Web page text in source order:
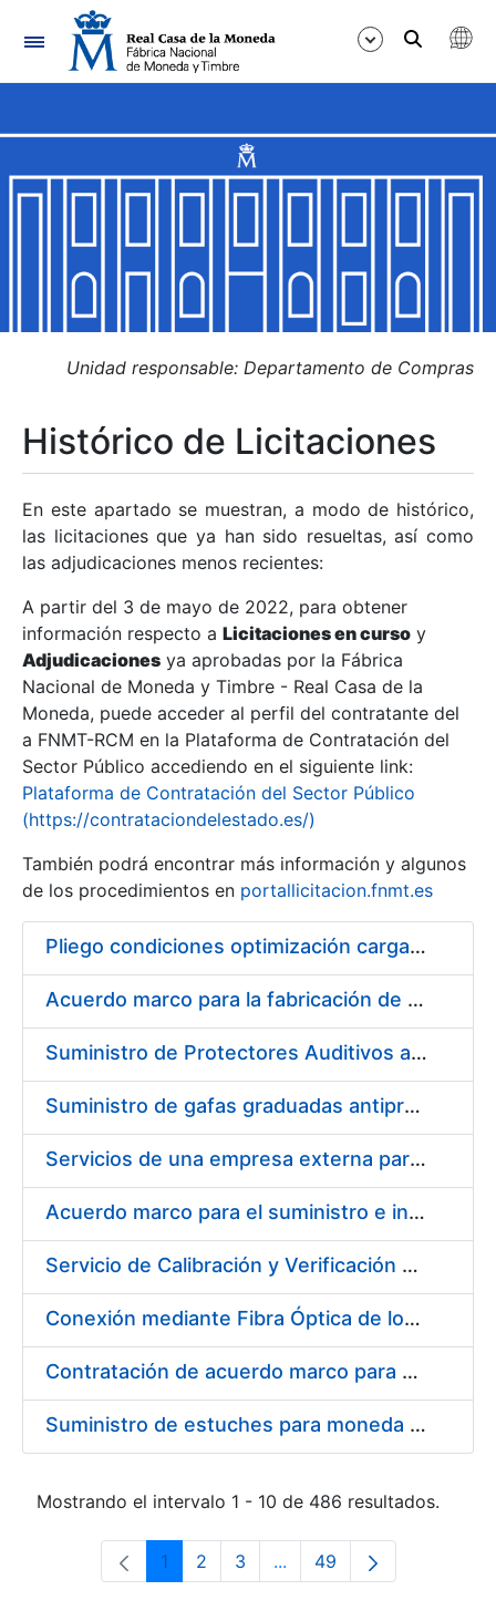
Navegación
Mostrar/Ocultar
Mostrar/Ocultar
Mostrar/Ocultar
Mostrar/Ocultar
Mostrar/Ocultar
Mostrar/Ocultar
Unidad responsable: Departamento de Compras
Histórico de Licitaciones
En este apartado se muestran, a modo de histórico,
las licitaciones que ya han sido resueltas, así como
las adjudicaciones menos recientes:
A partir del 3 de mayo de 2022, para obtener
información respecto a Licitaciones en curso y
Adjudicaciones ya aprobadas por la Fábrica
Nacional de Moneda y Timbre - Real Casa de la
Moneda, puede acceder al perfil del contratante del
a FNMT-RCM en la Plataforma de Contratación del
Sector Público accediendo en el siguiente link:
Plataforma de Contratación del Sector Público
(https://contrataciondelestado.es/)
También podrá encontrar más información y algunos
de los procedimientos en portallicitacion.fnmt.es
Pliego condiciones optimización cargas compras firmado
Acuerdo marco para la fabricación de piezas
Suministro de Protectores Auditivos a medida para las personas trabajadoras de los Centros de Trabajo de Madrid y Burgos
Suministro de gafas graduadas antiproyecciones para los trabajadores de la FNMT-RCM en los centros de trabajo de Madrid y Burgos
Servicios de una empresa externa para el asesoramiento y resolución de los recursos de alzada que se presentan relacionados con procesos de selección para la FNMT-RCM
Acuerdo marco para el suministro e instalación de persianas, estores y otros complementos
Servicio de Calibración y Verificación Externa de los Equipos de Medición del Servicio de Prevención de la FNMT-RCM
Conexión mediante Fibra Óptica de los Centros de Proceso de Datos (CPDs) de las sedes de la FNMT-RCM de Burgos y Madrid
Contratación de acuerdo marco para el Suministro de Material de Electricidad para la Fábrica Nacional de Moneda y Timbre-Real Casa de la Moneda en su centro de trabajo de Burgos
Suministro de estuches para moneda de 30 €
Mostrando el intervalo 1 - 10 de 486 resultados.
Página
1 Página
2 Página
3 ...Páginas intermedias Use
Página
49